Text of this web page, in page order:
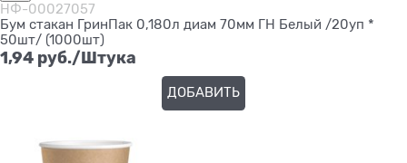
НФ-00027057
Бум стакан ГринПак 0,180л диам 70мм ГН Белый /20уп *
50шт/ (1000шт)
1,94 руб./Штука
ДОБАВИТЬ